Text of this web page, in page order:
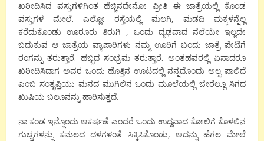
ಖರೀದಿಸಿದ ವಸ್ತುಗಳಿಗಿಂತ ಹೆಚ್ಚಿನದೇನೋ ಪ್ರೀತಿ ಈ ಜಾತ್ರೆಯಲ್ಲಿ ಕೊಂಡ
ವಸ್ತುಗಳ ಮೇಲೆ. ಎಲ್ಲೋ ರಸ್ತೆಯಲ್ಲಿ ಮಲಗಿ, ಮಡದಿ ಮಕ್ಕಳನ್ನೆಲ್ಲ
ಕರೆದುಕೊಂಡು ಊರೂರು ತಿರುಗಿ , ಒಂದು ದೃಢವಾದ ನೆಲೆಯೇ ಇಲ್ಲದೇ
ಬದುಕುವ ಆ ಜಾತ್ರೆಯ ವ್ಯಾಪಾರಿಗಳು ನಮ್ಮ ಊರಿಗೆ ಬಂದು ಜಾತ್ರೆ ಪೇಟೆಗೆ
ರಂಗನ್ನು ತರುತ್ತಾರೆ. ಹಬ್ಬದ ಸಂಭ್ರಮ ತರುತ್ತಾರೆ. ಅಂತಹವರಲ್ಲಿ ಏನಾದರೂ
ಖರೀದಿಸಿದಾಗ ಅವರ ಒಂದು ಹೊತ್ತಿನ ಊಟದಲ್ಲಿ ನನ್ನದೊಂದು ಅಲ್ಪ ಪಾಲಿದೆ
ಎಂಬ ಸಂತೃಪ್ತಿಯು ಮನದ ಮುಗಿಲಿನ ಒಂದು ಮೂಲೆಯಲ್ಲಿ ಬೇರೆಲ್ಲೂ ಸಿಗದ
ಖುಷಿಯ ಬಲೂನನ್ನು ಹಾರಿಸುತ್ತದೆ.
ನಾ ಕಂಡ ಇನ್ನೊಂದು ಆಕರ್ಷಣೆ ಎಂದರೆ ಒಂದು ಉದ್ದವಾದ ಕೋಲಿಗೆ ಕೊಳಲಿನ
ಗುಚ್ಚಗಳನ್ನು ಕಮಲದ ದಳಗಳಂತೆ ಸಿಕ್ಕಿಸಿಕೊಂಡು, ಅದನ್ನು ಹೆಗಲ ಮೇಲೆ